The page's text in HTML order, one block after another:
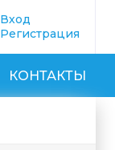
Вход
Регистрация
КОНТАКТЫ